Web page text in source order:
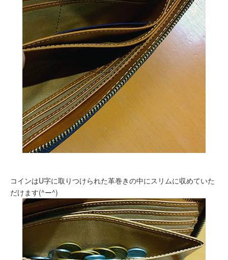
コインはU字に取りつけられた革巻きの中にスリムに収めていた
だけます(^ー^)